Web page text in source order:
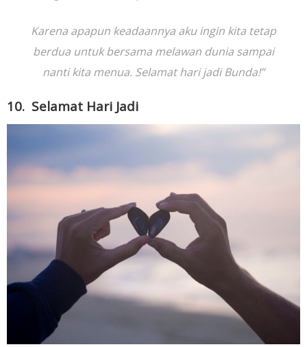
Karena apapun keadaannya aku ingin kita tetap
berdua untuk bersama melawan dunia sampai
nanti kita menua. Selamat hari jadi Bunda!”
10. Selamat Hari Jadi